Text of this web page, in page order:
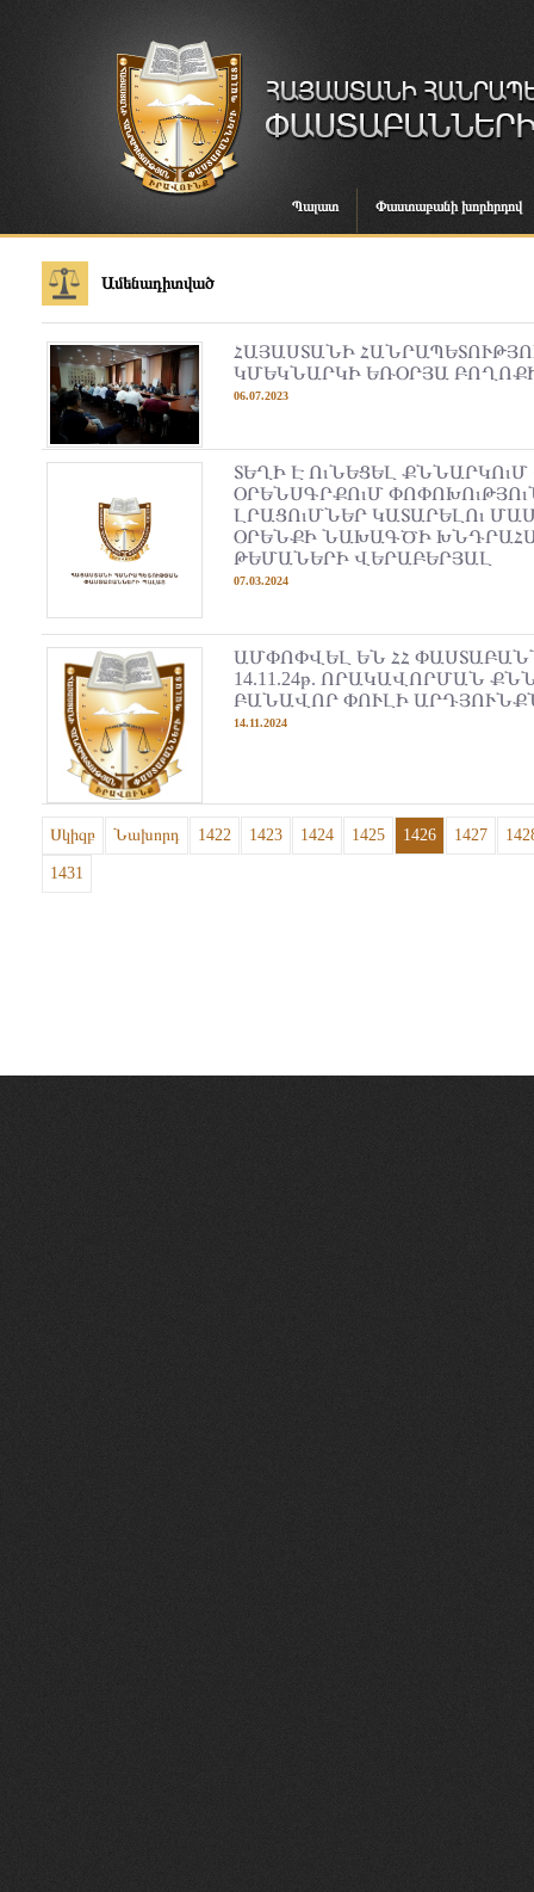
Պալատ Փաստաբանի խորհրդով
Ամենադիտված
ՀԱՅԱՍՏԱՆԻ
ԿՄԵԿՆԱՐԿԻ ԵՌՕՐՅԱ
06.07.2023
ՏԵՂԻ Է ՈւՆԵՑԵԼ ՔՆՆԱՐԿՈւՄ
ՕՐԵՆՍԳՐՔՈւՄ
ԼՐԱՑՈւՄՆԵՐ ԿԱՏԱՐԵԼՈւ
ՕՐԵՆՔԻ ՆԱԽԱԳԾԻ
ԹԵՄԱՆԵՐԻ ՎԵՐԱԲԵՐՅԱԼ
07.03.2024
ԱՄՓՈՓՎԵԼ ԵՆ ՀՀ
14.11.24թ. ՈՐԱԿԱՎՈՐՄԱՆ
ԲԱՆԱՎՈՐ ՓՈՒԼԻ
14.11.2024
Սկիզբ Նախորդ 1422 1423 1424 1425 1426 1427
1431